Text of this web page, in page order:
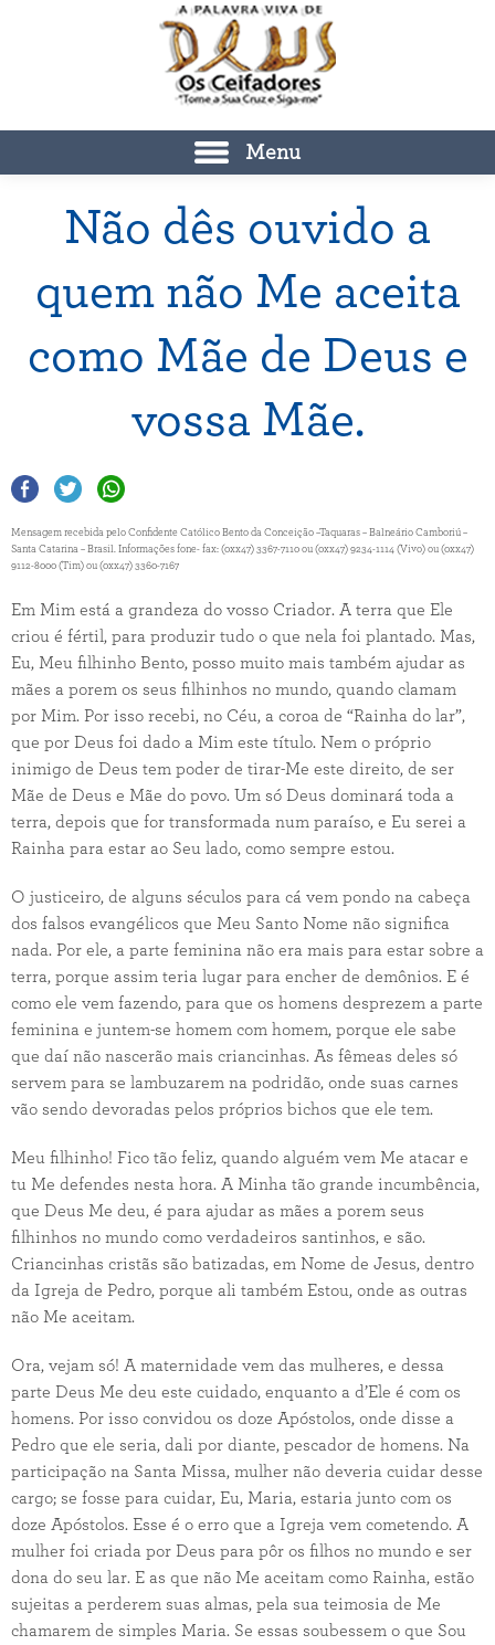
Menu
Não dês ouvido a
quem não Me aceita
como Mãe de Deus e
vossa Mãe.
Mensagem recebida pelo Confidente Católico Bento da Conceição –Taquaras – Balneário Camboriú –
Santa Catarina – Brasil. Informações fone- fax: (0xx47) 3367-7110 ou (0xx47) 9234-1114 (Vivo) ou (0xx47)
9112-8000 (Tim) ou (0xx47) 3360-7167
Em Mim está a grandeza do vosso Criador. A terra que Ele
criou é fértil, para produzir tudo o que nela foi plantado. Mas,
Eu, Meu filhinho Bento, posso muito mais também ajudar as
mães a porem os seus filhinhos no mundo, quando clamam
por Mim. Por isso recebi, no Céu, a coroa de “Rainha do lar”,
que por Deus foi dado a Mim este título. Nem o próprio
inimigo de Deus tem poder de tirar-Me este direito, de ser
Mãe de Deus e Mãe do povo. Um só Deus dominará toda a
terra, depois que for transformada num paraíso, e Eu serei a
Rainha para estar ao Seu lado, como sempre estou.
O justiceiro, de alguns séculos para cá vem pondo na cabeça
dos falsos evangélicos que Meu Santo Nome não significa
nada. Por ele, a parte feminina não era mais para estar sobre a
terra, porque assim teria lugar para encher de demônios. E é
como ele vem fazendo, para que os homens desprezem a parte
feminina e juntem-se homem com homem, porque ele sabe
que daí não nascerão mais criancinhas. As fêmeas deles só
servem para se lambuzarem na podridão, onde suas carnes
vão sendo devoradas pelos próprios bichos que ele tem.
Meu filhinho! Fico tão feliz, quando alguém vem Me atacar e
tu Me defendes nesta hora. A Minha tão grande incumbência,
que Deus Me deu, é para ajudar as mães a porem seus
filhinhos no mundo como verdadeiros santinhos, e são.
Criancinhas cristãs são batizadas, em Nome de Jesus, dentro
da Igreja de Pedro, porque ali também Estou, onde as outras
não Me aceitam.
Ora, vejam só! A maternidade vem das mulheres, e dessa
parte Deus Me deu este cuidado, enquanto a d’Ele é com os
homens. Por isso convidou os doze Apóstolos, onde disse a
Pedro que ele seria, dali por diante, pescador de homens. Na
participação na Santa Missa, mulher não deveria cuidar desse
cargo; se fosse para cuidar, Eu, Maria, estaria junto com os
doze Apóstolos. Esse é o erro que a Igreja vem cometendo. A
mulher foi criada por Deus para pôr os filhos no mundo e ser
dona do seu lar. E as que não Me aceitam como Rainha, estão
sujeitas a perderem suas almas, pela sua teimosia de Me
chamarem de simples Maria. Se essas soubessem o que Sou